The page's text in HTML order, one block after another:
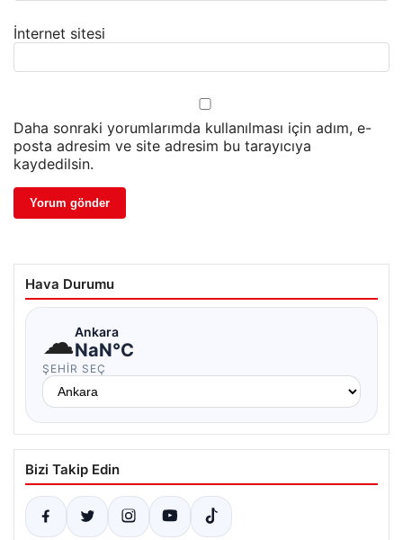
İnternet sitesi
Daha sonraki yorumlarımda kullanılması için adım, e-
posta adresim ve site adresim bu tarayıcıya
kaydedilsin.
Hava Durumu
☁Ankara
NaN°C
ŞEHIR SEÇ
Bizi Takip Edin